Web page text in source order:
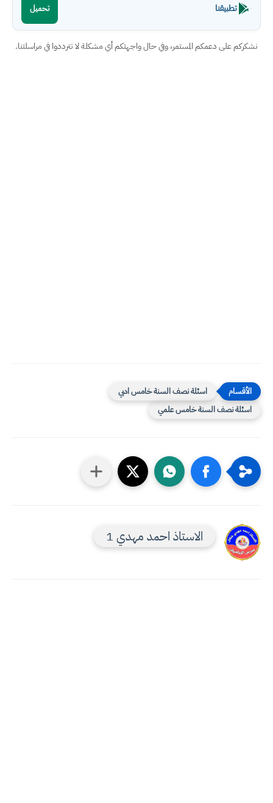
تطبيقنا تحميل
نشكركم على دعمكم المستمر، وفي حال واجهتكم أي مشكلة لا تترددوا في مراسلتنا.
اسئلة نصف السنة خامس ادبي
اسئلة نصف السنة خامس علمي
الاستاذ احمد مهدي 1